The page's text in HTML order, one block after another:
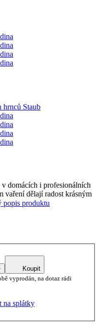
domácích i profesionálních
vaření dělají radost krásným
popis produktu
Koupit
vyprodán, na dotaz rádi
na splátky